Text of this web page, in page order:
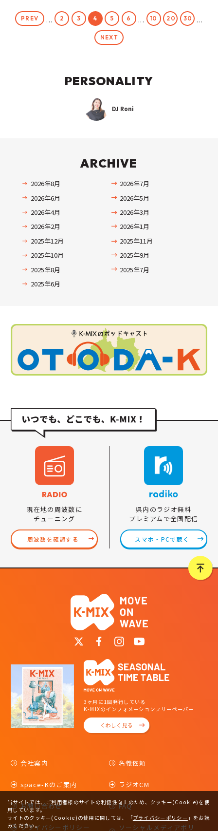
PREV ... 2 3 4 5 6 ... 10 20 30 ...
NEXT
PERSONALITY
DJ Roni
ARCHIVE
2026年8月
2026年7月
2026年6月
2026年5月
2026年4月
2026年3月
2026年2月
2026年1月
2025年12月
2025年11月
2025年10月
2025年9月
2025年8月
2025年7月
2025年6月
現在地の周波数に
チューニング
周波数を確認する
県内のラジオ無料
プレミアムで全国配信
スマホ・PCで聴く
3ヶ月に1回発行している
K-MIXのインフォメーションフリーペーパー
くわしく見る
会社案内 名義依頼
space-Kのご案内 ラジオCM
お問い合わせ FAQ
プライバシーポリシー ソーシャルメディアポリ
当サイトでは、ご利用者様のサイトの利便性向上のため、クッキー(Cookie)を使
用しています。
サイトのクッキー(Cookie)の使用に関しては、
「プライバシーポリシー 」をお読
みください。